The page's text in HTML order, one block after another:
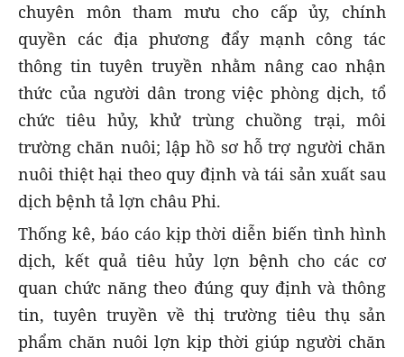
chuyên môn tham mưu cho cấp ủy, chính
quyền các địa phương đẩy mạnh công tác
thông tin tuyên truyền nhằm nâng cao nhận
thức của người dân trong việc phòng dịch, tổ
chức tiêu hủy, khử trùng chuồng trại, môi
trường chăn nuôi; lập hồ sơ hỗ trợ người chăn
nuôi thiệt hại theo quy định và tái sản xuất sau
dịch bệnh tả lợn châu Phi.
Thống kê, báo cáo kịp thời diễn biến tình hình
dịch, kết quả tiêu hủy lợn bệnh cho các cơ
quan chức năng theo đúng quy định và thông
tin, tuyên truyền về thị trường tiêu thụ sản
phẩm chăn nuôi lợn kịp thời giúp người chăn